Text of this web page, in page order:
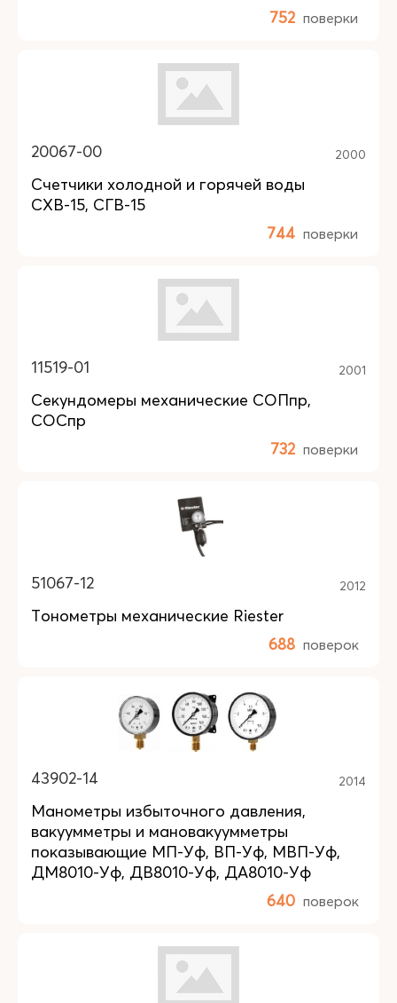
752 поверки
20067-00 2000
Счетчики холодной и горячей воды
СХВ-15, СГВ-15
744 поверки
11519-01 2001
Секундомеры механические СОПпр,
СОСпр
732 поверки
51067-12 2012
Тонометры механические Riester
688 поверок
43902-14 2014
Манометры избыточного давления,
вакуумметры и мановакуумметры
показывающие МП-Уф, ВП-Уф, МВП-Уф,
ДМ8010-Уф, ДВ8010-Уф, ДА8010-Уф
640 поверок